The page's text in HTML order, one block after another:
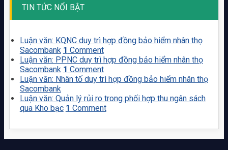
TIN TỨC NỔI BẬT
Luận văn: KQNC duy trì hợp đồng bảo hiểm nhân thọ
Sacombank 1 Comment
Luận văn: PPNC duy trì hợp đồng bảo hiểm nhân thọ
Sacombank 1 Comment
Luận văn: Nhân tố duy trì hợp đồng bảo hiểm nhân thọ
Sacombank
Luận văn: Quản lý rủi ro trong phối hợp thu ngân sách
qua Kho bạc 1 Comment